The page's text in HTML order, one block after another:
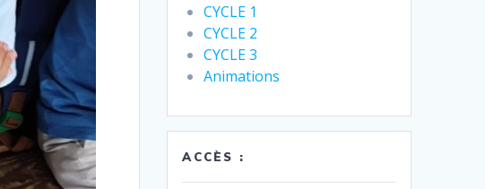
CYCLE 1
CYCLE 2
CYCLE 3
Animations
ACCÈS :